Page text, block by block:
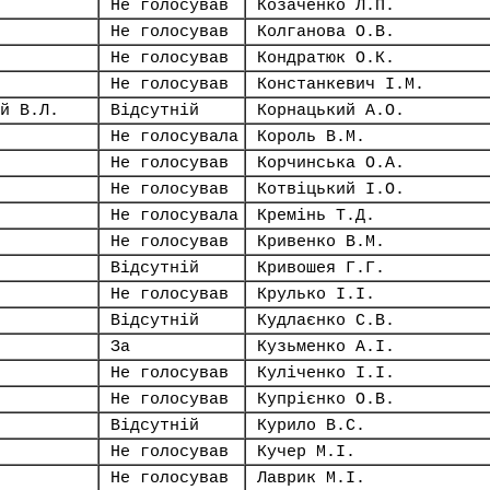
Не голосував
Козаченко Л.П.
Не голосував
Колганова О.В.
Не голосував
Кондратюк О.К.
Не голосував
Констанкевич І.М.
В.Л.
Відсутній
Корнацький А.О.
Не голосувала
Король В.М.
Не голосував
Корчинська О.А.
Не голосував
Котвіцький І.О.
Не голосувала
Кремінь Т.Д.
Не голосував
Кривенко В.М.
Відсутній
Кривошея Г.Г.
Не голосував
Крулько І.І.
Відсутній
Кудлаєнко С.В.
За
Кузьменко А.І.
Не голосував
Куліченко І.І.
Не голосував
Купрієнко О.В.
Відсутній
Курило В.С.
Не голосував
Кучер М.І.
Не голосував
Лаврик М.І.